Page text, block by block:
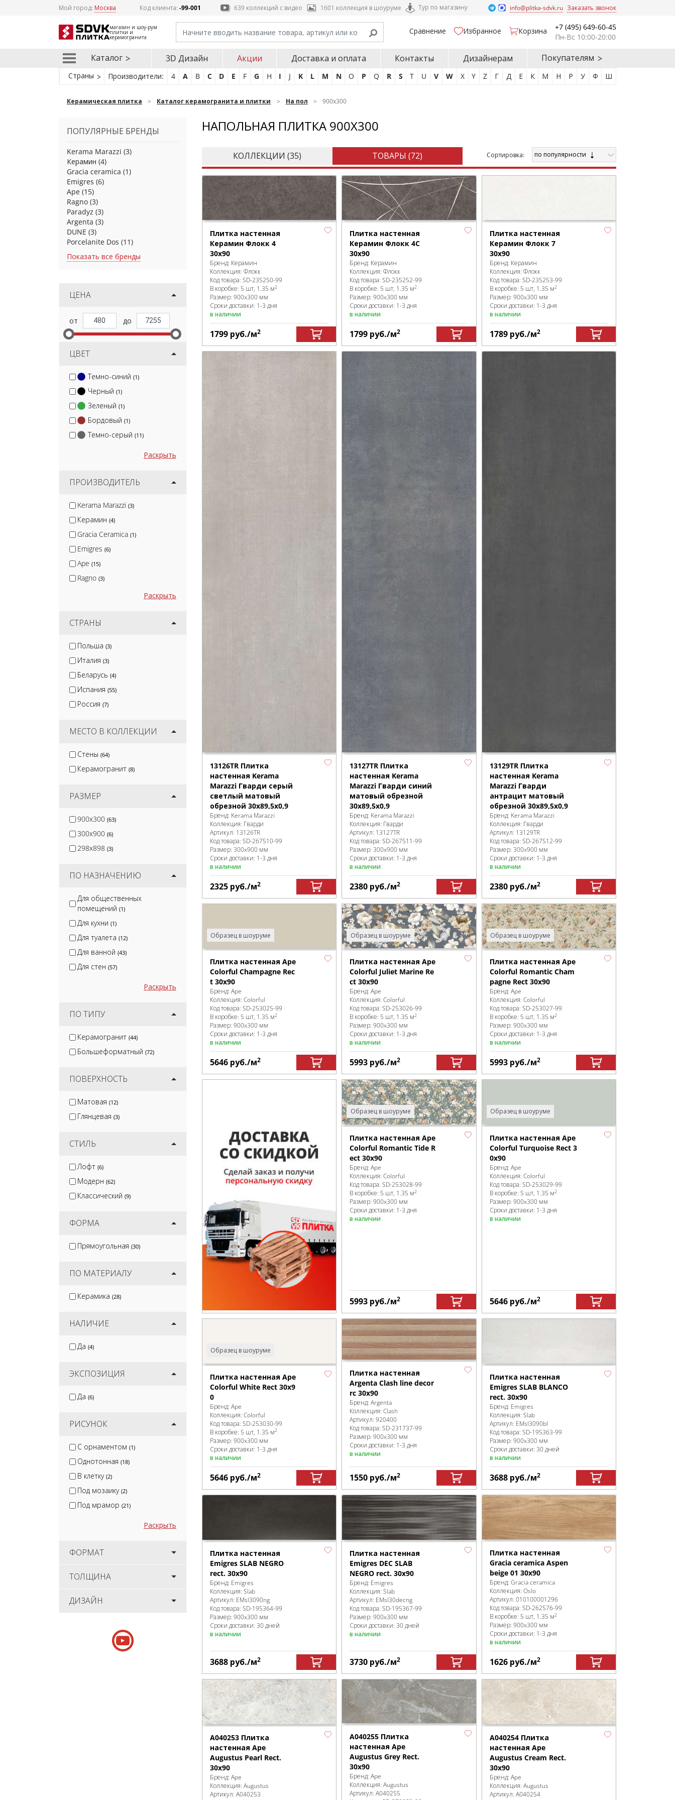
Мой город: Москва Код клиента: -99-001 639 коллекций с видео 1601 коллекция в шоуруме Тур по магазину info@plitka-sdvk.ru Заказать звонок
магазин и шоу-рум
плитки и
керамогранита
Сравнение Избранное Корзина
+7 (495) 649-60-45
Пн-Вс 10:00-20:00
Каталог 3D Дизайн Акции Доставка и оплата Контакты Дизайнерам Покупателям
Страны Производители: 4 A B C D E F G H I J K L M N O P Q R S T U V W X Y Z Г Д Е К М Н Р У Ф Ш
Керамическая плитка Каталог керамогранита и плитки На пол 900х300
ПОПУЛЯРНЫЕ БРЕНДЫ
Kerama Marazzi (3)
Керамин (4)
Gracia ceramica (1)
Emigres (6)
Ape (15)
Ragno (3)
Paradyz (3)
Argenta (3)
DUNE (3)
Porcelanite Dos (11)
Показать все бренды
ЦЕНА
ЦВЕТ
Темно-синий (1)
Черный (1)
Зеленый (1)
Бордовый (1)
Темно-серый (11)
Раскрыть
ПРОИЗВОДИТЕЛЬ
Kerama Marazzi (3)
Керамин (4)
Gracia Ceramica (1)
Emigres (6)
Ape (15)
Ragno (3)
DUNE(3)
Metropol (11)
Azteca (6)
Раскрыть
СТРАНЫ
Польша (3)
Италия (3)
Беларусь (4)
Испания (55)
Россия (7)
МЕСТО В КОЛЛЕКЦИИ
Стены (64)
Керамогранит (8)
РАЗМЕР
900x300 (63)
300x900 (6)
298x898 (3)
ПО НАЗНАЧЕНИЮ
Для общественных
помещений (1)
Для кухни (1)
Для туалета (12)
Для ванной (43)
Для стен (57)
Раскрыть
ПО ТИПУ
Керамогранит (44)
Большеформатный (72)
ПОВЕРХНОСТЬ
Матовая (12)
Глянцевая (3)
СТИЛЬ
Лофт (6)
Модерн (62)
Классический (9)
ФОРМА
Прямоугольная (30)
ПО МАТЕРИАЛУ
Керамика (28)
НАЛИЧИЕ
Да (4)
ЭКСПОЗИЦИЯ
Да (6)
РИСУНОК
С орнаментом (1)
Однотонная (18)
В клетку (2)
Под мозаику (2)
Под мрамор (21)
Раскрыть
ФОРМАТ
ТОЛЩИНА
ДИЗАЙН
НАПОЛЬНАЯ ПЛИТКА 900Х300
КОЛЛЕКЦИИ (35) ТОВАРЫ (72) Cортировка: по популярности
Плитка настенная
Керамин Флокк 4
30х90
Бренд: Керамин
Коллекция: Флокк
Код товара: SD-235250-99
В коробке: 5 шт, 1.35 м2
Размер: 900x300 мм
Сроки доставки: 1-3 дня
в наличии
1799 руб./м2
Плитка настенная
Керамин Флокк 4С
30х90
Бренд: Керамин
Коллекция:Флокк
Код товара:SD-235252-99
В коробке: 5 шт, 1.35 м2
Размер:900x300 мм
Сроки доставки: 1-3 дня
в наличии
1799 руб./м2
Плитка настенная
Керамин Флокк 7
30х90
Бренд: Керамин
Коллекция: Флокк
Код товара: SD-235253-99
В коробке: 5 шт, 1.35 м2
Размер: 900x300 мм
Сроки доставки: 1-3 дня
в наличии
1789 руб./м2
13126TR Плитка
настенная Kerama
Marazzi Гварди серый
светлый матовый
обрезной 30x89,5x0,9
Бренд: Kerama Marazzi
Коллекция: Гварди
Артикул: 13126TR
Код товара: SD-267510-99
Размер: 300x900 мм
Сроки доставки: 1-3 дня
в наличии
2325 руб./м2
13127TR Плитка
настенная Kerama
Marazzi Гварди синий
матовый обрезной
30x89,5x0,9
Бренд: Kerama Marazzi
Коллекция: Гварди
Артикул: 13127TR
Код товара:SD-267511-99
Размер:300x900 мм
Сроки доставки: 1-3 дня
в наличии
2380 руб./м2
13129TR Плитка
настенная Kerama
Marazzi Гварди
антрацит матовый
обрезной 30x89,5x0,9
Бренд: Kerama Marazzi
Коллекция: Гварди
Артикул: 13129TR
Код товара: SD-267512-99
Размер: 300x900 мм
Сроки доставки: 1-3 дня
в наличии
2380 руб./м2
Образец в шоуруме
Плитка настенная Ape
Colorful Champagne Rec
t 30x90
Бренд: Ape
Коллекция: Colorful
Код товара: SD-253025-99
В коробке: 5 шт, 1.35 м2
Размер: 900x300 мм
Сроки доставки: 1-3 дня
в наличии
5646 руб./м2
Образец в шоуруме
Плитка настенная Ape
Colorful Juliet Marine Re
ct 30x90
Бренд:Ape
Коллекция:Colorful
Код товара:SD-253026-99
В коробке: 5 шт, 1.35 м2
Размер:900x300 мм
Сроки доставки: 1-3 дня
в наличии
5993 руб./м2
Образец в шоуруме
Плитка настенная Ape
Colorful Romantic Cham
pagne Rect 30x90
Бренд: Ape
Коллекция: Colorful
Код товара: SD-253027-99
В коробке: 5 шт, 1.35 м2
Размер: 900x300 мм
Сроки доставки: 1-3 дня
в наличии
5993 руб./м2
Образец в шоуруме
Плитка настенная Ape
Colorful Romantic Tide R
ect 30x90
Бренд:Ape
Коллекция:Colorful
Код товара:SD-253028-99
В коробке: 5 шт, 1.35 м2
Размер:900x300 мм
Сроки доставки: 1-3 дня
в наличии
5993 руб./м2
Образец в шоуруме
Плитка настенная Ape
Colorful Turquoise Rect 3
0x90
Бренд: Ape
Коллекция: Colorful
Код товара: SD-253029-99
В коробке: 5 шт, 1.35 м2
Размер: 900x300 мм
Сроки доставки: 1-3 дня
в наличии
5646 руб./м2
Образец в шоуруме
Плитка настенная Ape
Colorful White Rect 30x9
0
Бренд: Ape
Коллекция: Colorful
Код товара: SD-253030-99
В коробке: 5 шт, 1.35 м2
Размер: 900x300 мм
Сроки доставки: 1-3 дня
в наличии
5646 руб./м2
Плитка настенная
Argenta Clash line decor
rc 30x90
Бренд:Argenta
Коллекция:Clash
Артикул:920400
Код товара:SD-231737-99
Размер:900x300 мм
Сроки доставки: 1-3 дня
в наличии
1550 руб./м2
Плитка настенная
Emigres SLAB BLANCO
rect. 30x90
Бренд: Emigres
Коллекция: Slab
Артикул: EMsl3090bl
Код товара: SD-195363-99
Размер: 900x300 мм
Сроки доставки: 30 дней
в наличии
3688 руб./м2
Плитка настенная
Emigres SLAB NEGRO
rect. 30x90
Бренд: Emigres
Коллекция: Slab
Артикул: EMsl3090ng
Код товара: SD-195364-99
Размер: 900x300 мм
Сроки доставки: 30 дней
в наличии
3688 руб./м2
Плитка настенная
Emigres DEC SLAB
NEGRO rect. 30x90
Бренд: Emigres
Коллекция:Slab
Артикул: EMsl30decng
Код товара:SD-195367-99
Размер:900x300 мм
Сроки доставки: 30 дней
в наличии
3730 руб./м2
Плитка настенная
Gracia ceramica Aspen
beige 01 30х90
Бренд: Gracia ceramica
Коллекция: Oslo
Артикул: 010100001296
Код товара: SD-262576-99
В коробке: 5 шт, 1.35 м2
Размер: 900x300 мм
Сроки доставки: 1-3 дня
в наличии
1626 руб./м2
A040253 Плитка
настенная Ape
Augustus Pearl Rect.
30x90
Бренд: Ape
Коллекция: Augustus
Артикул: A040253
A040255 Плитка
настенная Ape
Augustus Grey Rect.
30x90
Бренд:Ape
Коллекция:Augustus
Артикул:A040255
A040254 Плитка
настенная Ape
Augustus Cream Rect.
30x90
Бренд: Ape
Коллекция: Augustus
Артикул: A040254